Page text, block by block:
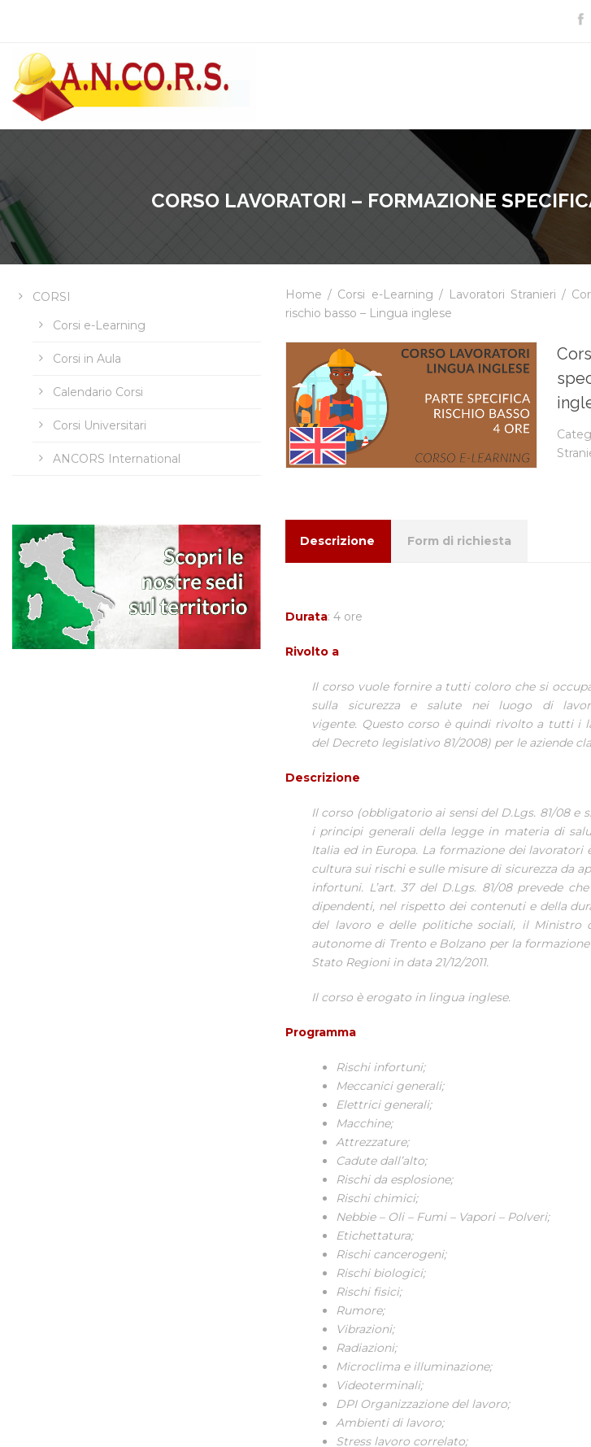
CORSO LAVORATORI – FORMAZIONE
Home / Corsi e-Learning / Lavoratori Stranieri /
rischio basso – Lingua inglese
Descrizione Form di richiesta
Durata: 4 ore
Rivolto a
Il corso vuole fornire a tutti coloro che si
sulla sicurezza e salute nei luogo di
vigente. Questo corso è quindi rivolto a tutti i
del Decreto legislativo 81/2008) per le aziende
Descrizione
Il corso (obbligatorio ai sensi del D.Lgs. 81/08 e
i principi generali della legge in materia di
Italia ed in Europa. La formazione dei lavoratori
cultura sui rischi e sulle misure di sicurezza da
infortuni. L’art. 37 del D.Lgs. 81/08 prevede
dipendenti, nel rispetto dei contenuti e della
del lavoro e delle politiche sociali, il Ministro
autonome di Trento e Bolzano per la
Stato Regioni in data 21/12/2011.
Il corso è erogato in lingua inglese.
Programma
Rischi infortuni;
Meccanici generali;
Elettrici generali;
Macchine;
Attrezzature;
Cadute dall’alto;
Rischi da esplosione;
Rischi chimici;
Nebbie – Oli – Fumi – Vapori – Polveri;
Etichettatura;
Rischi cancerogeni;
Rischi biologici;
Rischi fisici;
Rumore;
Vibrazioni;
Radiazioni;
Microclima e illuminazione;
Videoterminali;
DPI Organizzazione del lavoro;
Ambienti di lavoro;
Stress lavoro correlato;
CORSI
Corsi e-Learning
Corsi in Aula
Calendario Corsi
Corsi Universitari
ANCORS International